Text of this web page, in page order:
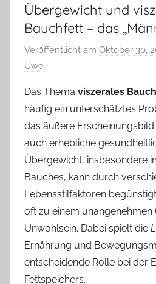
Übergewicht und
Bauchfett – das
Veröffentlicht am Oktober 30,
Uwe
Das Thema viszerales
häufig ein unterschätztes
das äußere
auch erhebliche
Übergewicht, insbesondere
Bauches, kann durch
Lebensstilfaktoren
oft zu einem unangenehmen
Unwohlsein. Dabei spielt die
Ernährung und
entscheidende Rolle bei der
Fettspeichers.